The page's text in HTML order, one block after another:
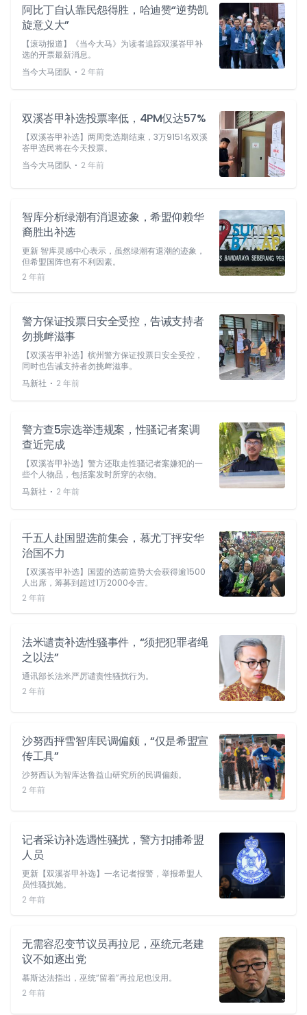
阿比丁自认靠民怨得胜，哈迪赞“逆势凯
旋意义大”
【滚动报道】《当今大马》为读者追踪双溪峇甲补
选的开票最新消息。
当今大马团队 ⋅ 2 年前
双溪峇甲补选投票率低，4PM仅达57%
【双溪峇甲补选】两周竞选期结束，3万9151名双溪
峇甲选民将在今天投票。
当今大马团队 ⋅ 2 年前
智库分析绿潮有消退迹象，希盟仰赖华
裔胜出补选
更新 智库灵感中心表示，虽然绿潮有退潮的迹象，
但希盟国阵也有不利因素。
2 年前
警方保证投票日安全受控，告诫支持者
勿挑衅滋事
【双溪峇甲补选】槟州警方保证投票日安全受控，
同时也告诫支持者勿挑衅滋事。
马新社 ⋅ 2 年前
警方查5宗选举违规案，性骚记者案调
查近完成
【双溪峇甲补选】警方还取走性骚记者案嫌犯的一
些个人物品，包括案发时所穿的衣物。
马新社 ⋅ 2 年前
千五人赴国盟选前集会，慕尤丁抨安华
治国不力
【双溪峇甲补选】国盟的选前造势大会获得逾1500
人出席，筹募到超过1万2000令吉。
2 年前
法米谴责补选性骚事件，“须把犯罪者绳
之以法”
通讯部长法米严厉谴责性骚扰行为。
2 年前
沙努西抨雪智库民调偏颇，“仅是希盟宣
传工具”
沙努西认为智库达鲁益山研究所的民调偏颇。
2 年前
记者采访补选遇性骚扰，警方扣捕希盟
人员
更新【双溪峇甲补选】一名记者报警，举报希盟人
员性骚扰她。
2 年前
无需容忍变节议员再拉尼，巫统元老建
议不如逐出党
慕斯达法指出，巫统“留着”再拉尼也没用。
2 年前